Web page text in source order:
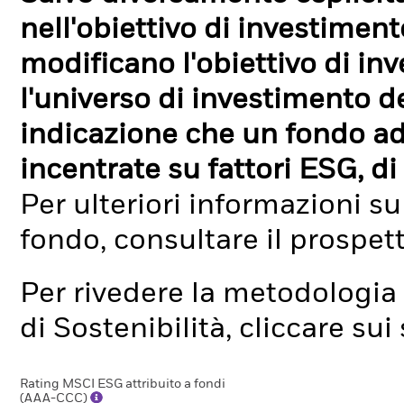
nell'obiettivo di
modificano l'obiettivo di
l'universo di investimento
indicazione che un fondo
incentrate su fattori ESG,
Per ulteriori informazioni
fondo, consultare il
Per rivedere la
di Sostenibilità, cliccare
Rating MSCI ESG attribuito a fondi
(AAA-CCC)